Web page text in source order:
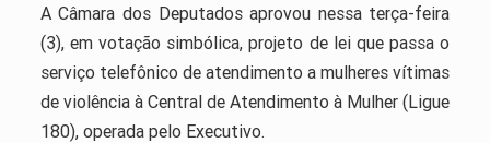
A Câmara dos Deputados aprovou nessa terça-feira
(3), em votação simbólica, projeto de lei que passa o
serviço telefônico de atendimento a mulheres vítimas
de violência à Central de Atendimento à Mulher (Ligue
180), operada pelo Executivo.